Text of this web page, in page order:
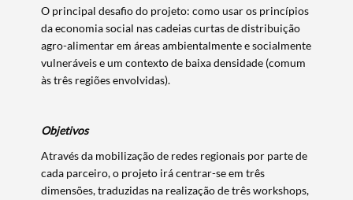
O principal desafio do projeto: como usar os princípios
da economia social nas cadeias curtas de distribuição
agro-alimentar em áreas ambientalmente e socialmente
vulneráveis e um contexto de baixa densidade (comum
às três regiões envolvidas).
Objetivos
Através da mobilização de redes regionais por parte de
cada parceiro, o projeto irá centrar-se em três
dimensões, traduzidas na realização de três workshops,